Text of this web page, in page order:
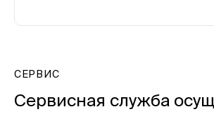
СЕРВИС
Сервисная служба